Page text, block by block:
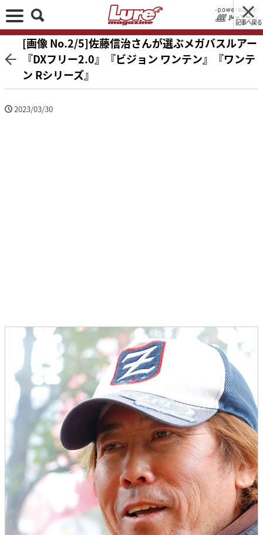
記事へ戻る
[画像 No.2/5]佐藤信治さんが選ぶメガバスルアー
『DXフリー2.0』『ビジョン ワンテン』『ワンテ
ン Rシリーズ』
2023/03/30